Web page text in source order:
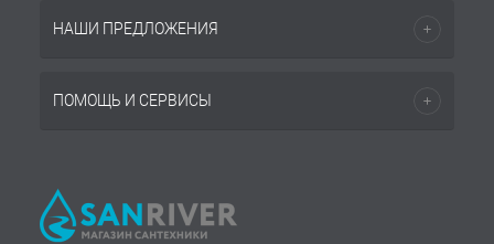
НАШИ ПРЕДЛОЖЕНИЯ
ПОМОЩЬ И СЕРВИСЫ